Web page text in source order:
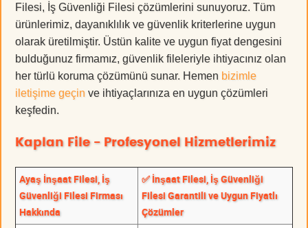
Filesi, İş Güvenliği Filesi çözümlerini sunuyoruz. Tüm
ürünlerimiz, dayanıklılık ve güvenlik kriterlerine uygun
olarak üretilmiştir. Üstün kalite ve uygun fiyat dengesini
bulduğunuz firmamız, güvenlik fileleriyle ihtiyacınız olan
her türlü koruma çözümünü sunar. Hemen bizimle
iletişime geçin ve ihtiyaçlarınıza en uygun çözümleri
keşfedin.
Kaplan File - Profesyonel Hizmetlerimiz
Ayaş İnşaat Filesi, İş
Güvenliği Filesi Firması
Hakkında
✅ İnşaat Filesi, İş Güvenliği
Filesi Garantili ve Uygun Fiyatlı
Çözümler